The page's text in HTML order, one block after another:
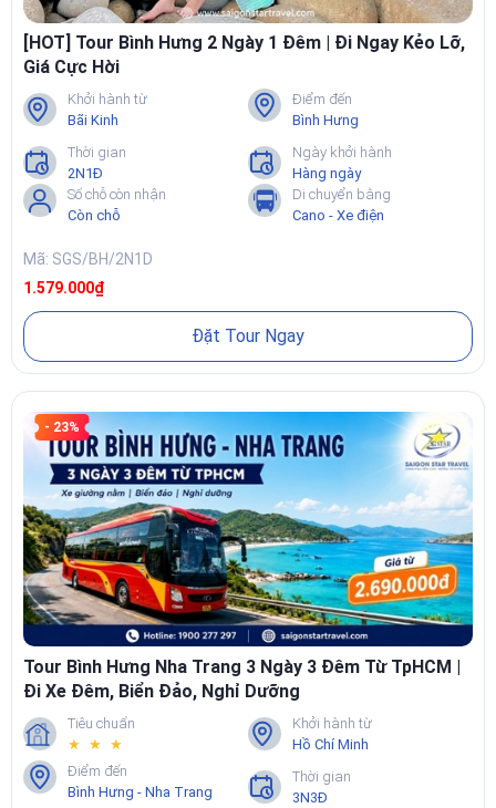
[HOT] Tour Bình Hưng 2 Ngày 1 Đêm | Đi Ngay Kẻo Lỡ,
Giá Cực Hời
Khởi hành từ
Bãi Kinh
Điểm đến
Bình Hưng
Thời gian
2N1Đ
Ngày khởi hành
Hàng ngày
Số chỗ còn nhận
Còn chỗ
Di chuyển bằng
Cano - Xe điện
Mã: SGS/BH/2N1D
1.579.000₫
Đặt Tour Ngay
- 23%
Tour Bình Hưng Nha Trang 3 Ngày 3 Đêm Từ TpHCM |
Đi Xe Đêm, Biển Đảo, Nghỉ Dưỡng
Tiêu chuẩn
★ ★ ★
Khởi hành từ
Hồ Chí Minh
Điểm đến
Bình Hưng - Nha Trang
Thời gian
3N3Đ